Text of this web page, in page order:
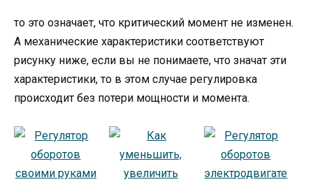
то это означает, что критический момент не изменен.
А механические характеристики соответствуют
рисунку ниже, если вы не понимаете, что значат эти
характеристики, то в этом случае регулировка
происходит без потери мощности и момента.